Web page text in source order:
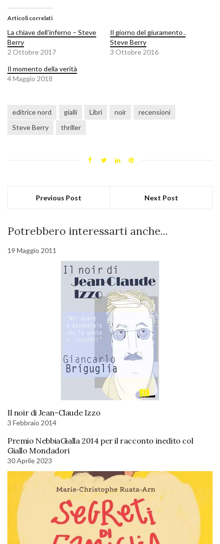
Articoli correlati
La chiave dell’inferno – Steve
Berry
2 Ottobre 2017
Il giorno del giuramento .
Steve Berry
3 Ottobre 2016
Il momento della verità
4 Maggio 2018
editrice nord gialli Libri noir
recensioni
Steve Berry
thriller
Previous Post Next Post
Potrebbero interessarti anche...
19 Maggio 2011
Il noir di Jean-Claude Izzo
3 Febbraio 2014
Premio NebbiaGialla 2014 per il racconto inedito col
Giallo Mondadori
30 Aprile 2023